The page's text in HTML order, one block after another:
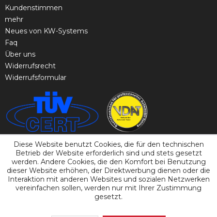
Kundenstimmen
mehr
Neues von KW-Systems
Faq
Über uns
Widerrufsrecht
Widerrufsformular
Diese Website benutzt Cookies, die für den technischen
Betrieb der Website erforderlich sind und stets gesetzt
werden. Andere Cookies, die den Komfort bei Benutzung
dieser Website erhöhen, der Direktwerbung dienen oder die
Interaktion mit anderen Websites und sozialen Netzwerken
vereinfachen sollen, werden nur mit Ihrer Zustimmung
gesetzt.